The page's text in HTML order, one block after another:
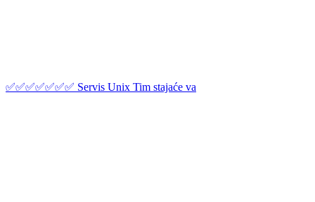
✅✅✅✅✅✅✅ Servis Unix Tim stajaće va